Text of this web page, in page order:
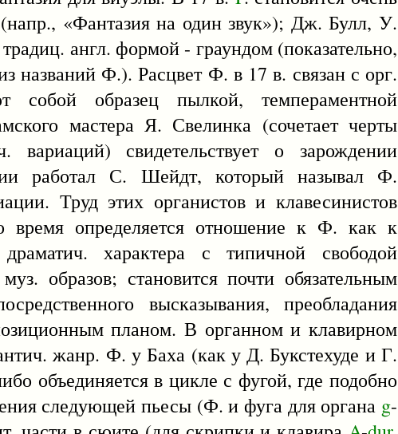
«Фантазия на один звук»); Дж. Булл, У.
англ. формой - граундом (показательно,
названий Ф.). Расцвет Ф. в 17 в. связан с орг.
образец пылкой, темпераментной
мастера Я. Свелинка (сочетает черты
свидетельствует о зарождении
работал С. Шейдт, который называл Ф.
Труд этих органистов и клавесинистов
определяется отношение к Ф. как к
характера с типичной свободой
образов; становится почти обязательным
высказывания, преобладания
планом. В органном и клавирном
жанр. Ф. у Баха (как у Д. Букстехуде и Г.
объединяется в цикле с фугой, где подобно
следующей пьесы (Ф. и фуга для органа g-